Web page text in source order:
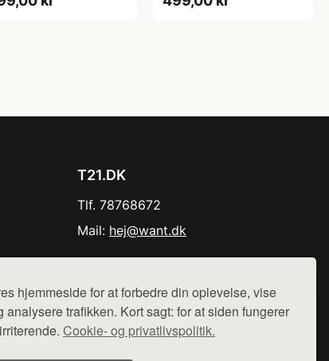
hjemmeside for at forbedre din oplevelse, vise
analysere trafikken. Kort sagt: for at siden fungerer
Cookie- og privatlivspolitik.
T21.DK
Tlf. 78768672
Mail: hej@want.dk
ikke varer fra denne side - vi henviser til de shops,